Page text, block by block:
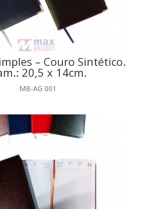
– Couro Sintético.
20,5 x 14cm.
MB-AG 001